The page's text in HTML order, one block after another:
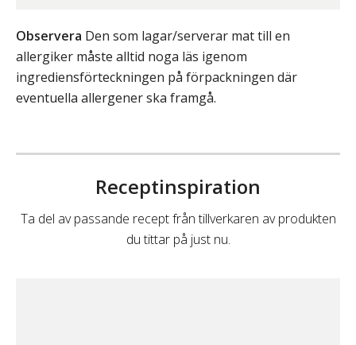
Observera Den som lagar/serverar mat till en
allergiker måste alltid noga läs igenom
ingrediensförteckningen på förpackningen där
eventuella allergener ska framgå.
Receptinspiration
Ta del av passande recept från tillverkaren av produkten
du tittar på just nu.